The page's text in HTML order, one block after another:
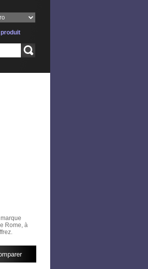
produit
Rome, à